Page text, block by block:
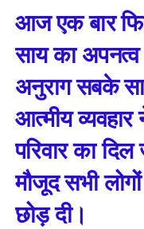
आज एक बार
साय का
अनुराग सबके
आत्मीय
परिवार का
मौजूद सभी
छोड़ दी।